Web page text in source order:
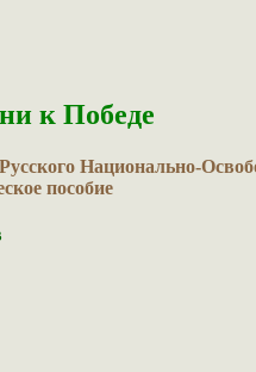
к Победе
Национально-
пособие